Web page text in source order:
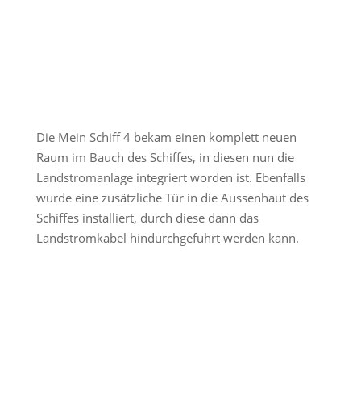
Die Mein Schiff 4 bekam einen komplett neuen
Raum im Bauch des Schiffes, in diesen nun die
Landstromanlage integriert worden ist. Ebenfalls
wurde eine zusätzliche Tür in die Aussenhaut des
Schiffes installiert, durch diese dann das
Landstromkabel hindurchgeführt werden kann.